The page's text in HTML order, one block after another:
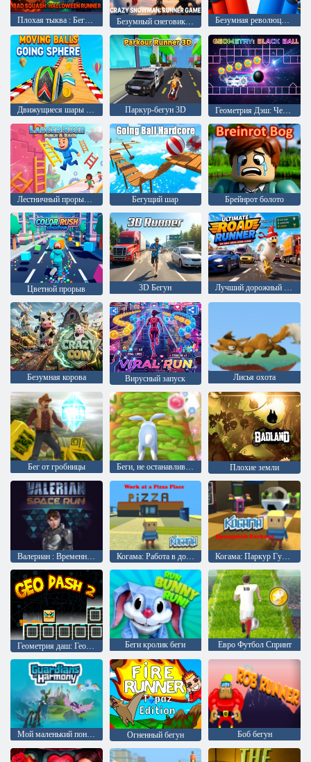
Плохая тыква : Бегущий на Хэллоуин Безумный снеговик: игра-бегалка Безумная революция - Полицейский пробег
Движущиеся шары - Сфера Паркур-бегун 3D Геометрия Дэш: Черный шар
Лестничный прорыв: строить и бежать Бегущий шар Брейнрот болото
Цветной прорыв 3D Бегун Лучший дорожный бегун
Безумная корова Вирусный запуск Лисья охота
Бег от гробницы Беги, не останавливайся Плохие земли
Валериан : Временной пробег Когама: Работа в доставке пиццы Когама: Паркур Губки Боба
Беги кролик беги Евро Футбол Спринт
Мой маленький пони: Опекуны гармонии Огненный бегун Боб бегун